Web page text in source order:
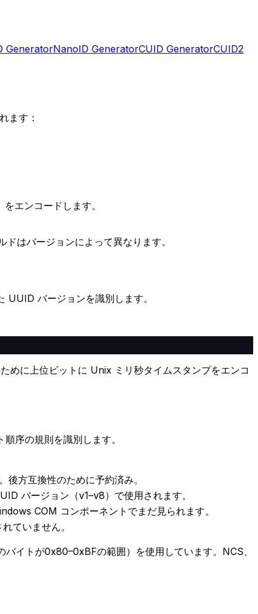
GeneratorNanoID GeneratorCUID GeneratorCUID2
ます：
エンコードします。
はバージョンによって異なります。
UUID バージョンを識別します。
めに上位ビットに Unix ミリ秒タイムスタンプをエンコ
序の規則を識別します。
方互換性のために予約済み。
バージョン（v1–v8）で使用されます。
COM コンポーネントでまだ見られます。
ていません。
イトが0x80–0xBFの範囲）を使用しています。NCS、